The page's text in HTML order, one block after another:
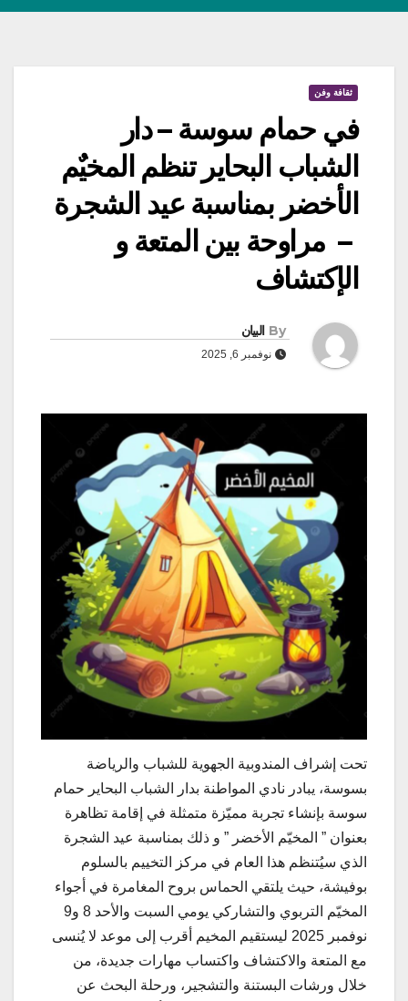
ثقافة وفن
في حمام سوسة – دار
الشباب البحاير تنظم المخيٌم
الأخضر بمناسبة عيد الشجرة
– مراوحة بين المتعة و
الإكتشاف
By البيان
نوفمبر 6, 2025
تحت إشراف المندوبية الجهوية للشباب والرياضة
بسوسة، يبادر نادي المواطنة بدار الشباب البحاير حمام
سوسة بإنشاء تجربة مميّزة متمثلة في إقامة تظاهرة
بعنوان ” المخيّم الأخضر ” و ذلك بمناسبة عيد الشجرة
الذي سيُتنظم هذا العام في مركز التخييم بالسلوم
بوفيشة، حيث يلتقي الحماس بروح المغامرة في أجواء
المخيّم التربوي والتشاركي يومي السبت والأحد 8 و9
نوفمبر 2025 ليستقيم المخيم أقرب إلى موعد لا يُنسى
مع المتعة والاكتشاف واكتساب مهارات جديدة، من
خلال ورشات البستنة والتشجير، ورحلة البحث عن